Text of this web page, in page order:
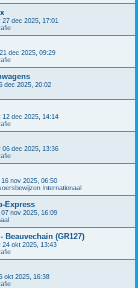
27 dec 2025, 17:01
21 dec 2025, 09:29
dec 2025, 20:02
12 dec 2025, 14:14
06 dec 2025, 13:36
16 nov 2025, 06:50
Internationaal
Express
07 nov 2025, 16:09
Beauvechain (GR127)
24 okt 2025, 13:43
okt 2025, 16:38